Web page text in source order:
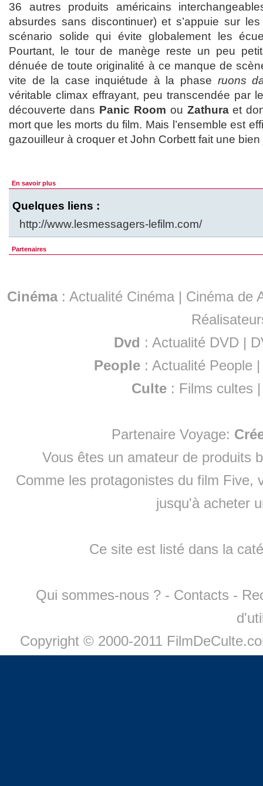
36 autres produits américains
absurdes sans discontinuer) et s’appuie sur
scénario solide qui évite globalement les
Pourtant, le tour de manège reste un peu
dénuée de toute originalité à ce manque de
vite de la case inquiétude à la phase ruons
véritable climax effrayant, peu transcendée par
découverte dans Panic Room ou Zathuraet
mort que les morts du film. Mais l’ensemble est
gazouilleur à croquer et John Corbett fait une
En savoir plus
Quelques liens :
http://www.lesmessagers-lefilm.com/
Partenaires
Cinéma: Actualité Cinéma | Cinéma de
Dvd : Actualité DVD |
People :Actualité People
Culte : Films cultes
Partenaire Voyage:
Vous êtes un amateur de produits
Comme les protagonistes du film Five,
jusqu'à acheter
Ce site est listé dans la
Qui sommes-nous ? - Contacts -
Copyright © 2000-2011